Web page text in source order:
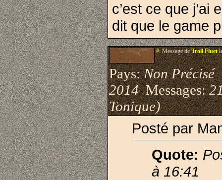
c’est ce que
dit que le game
#.Message deTroll Fluet
Pays:Non Précisé
2014Messages:
Tonique)
Posté par
Quote:
à 16:41